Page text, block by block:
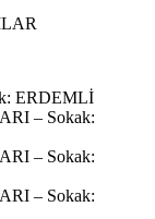
ERDEMLİ
– Sokak:
– Sokak:
– Sokak: